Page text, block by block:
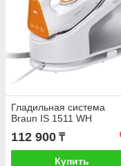
Гладильная система
Braun IS 1511 WH
112 900 ₸
Купить